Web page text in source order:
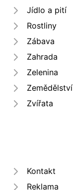
Jídlo a pití
Rostliny
Zábava
Zahrada
Zelenina
Zemědělství
Zvířata
Kontakt
Reklama